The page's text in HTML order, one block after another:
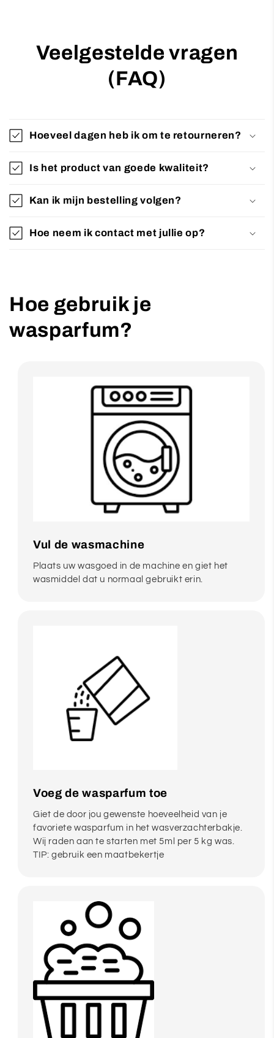
Veelgestelde vragen
(FAQ)
Hoeveel dagen heb ik om te retourneren?
Is het product van goede kwaliteit?
Kan ik mijn bestelling volgen?
Hoe neem ik contact met jullie op?
Hoe gebruik je
wasparfum?
Vul de wasmachine
Plaats uw wasgoed in de machine en giet het
wasmiddel dat u normaal gebruikt erin.
Voeg de wasparfum toe
Giet de door jou gewenste hoeveelheid van je
favoriete wasparfum in het wasverzachterbakje.
Wij raden aan te starten met 5ml per 5 kg was.
TIP: gebruik een maatbekertje